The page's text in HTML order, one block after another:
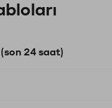
24 saat)